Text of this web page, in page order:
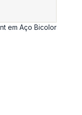
em Aço Bicolor